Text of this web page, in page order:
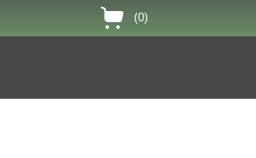
(0)